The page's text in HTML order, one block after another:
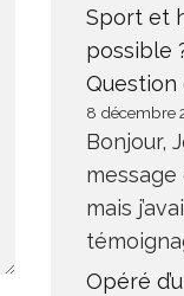
Sport et
possible
Question
8 décembre
Bonjour,
mais
Opéré